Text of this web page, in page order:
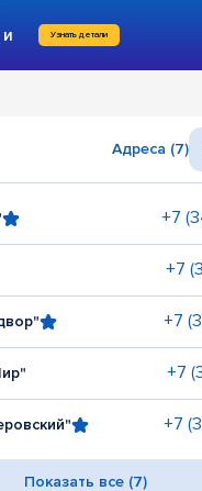
Узнать детали
Адреса (7)
+7
+7
+7
+7
+7
Показать все (7)